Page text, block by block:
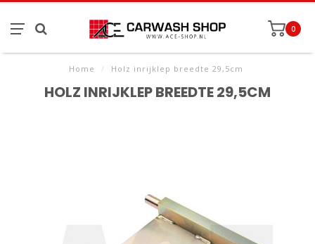
0
Home / Holz inrijklep breedte 29,5cm
HOLZ INRIJKLEP BREEDTE 29,5CM